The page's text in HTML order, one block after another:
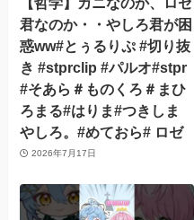
君なのか・・やしろ君が困
惑ww#とぅるりぷ #切り抜
き #stprclip #パルオ#stpr
#そあら＃ものくろ＃まひ
ろまる#はりま#つきしま
やしろ。#めておら# ロゼ
2026年7月17日